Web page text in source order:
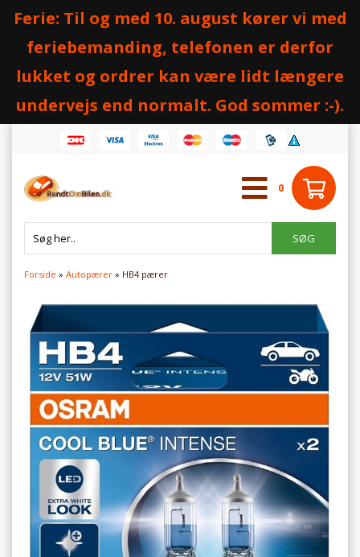
Ferie: Til og med 10. august kører vi med
feriebemanding, telefonen er derfor
lukket og ordrer kan være lidt længere
undervejs end normalt. God sommer :-).
0
Forside » Autopærer » HB4 pærer